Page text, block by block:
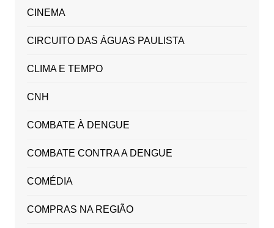
CINEMA
CIRCUITO DAS ÁGUAS PAULISTA
CLIMA E TEMPO
CNH
COMBATE À DENGUE
COMBATE CONTRA A DENGUE
COMÉDIA
COMPRAS NA REGIÃO